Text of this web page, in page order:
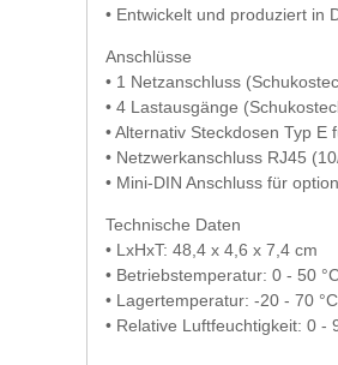
• Entwickelt und produziert in
Anschlüsse
• 1 Netzanschluss
• 4 Lastausgänge
• Alternativ Steckdosen Typ
• Netzwerkanschluss RJ45
• Mini-DIN Anschluss für
Technische Daten
• LxHxT: 48,4 x 4,6 x 7,4 cm
• Betriebstemperatur: 0 - 50
• Lagertemperatur: -20 - 70 °C
• Relative Luftfeuchtigkeit: 0 -